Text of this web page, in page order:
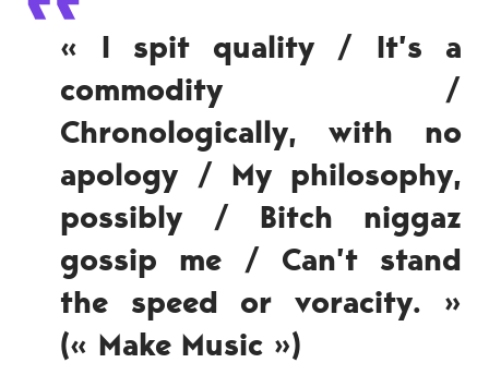
« I spit quality / It’s a
commodity /
Chronologically, with no
apology / My philosophy,
possibly / Bitch niggaz
gossip me / Can’t stand
the speed or voracity. »
(« Make Music »)